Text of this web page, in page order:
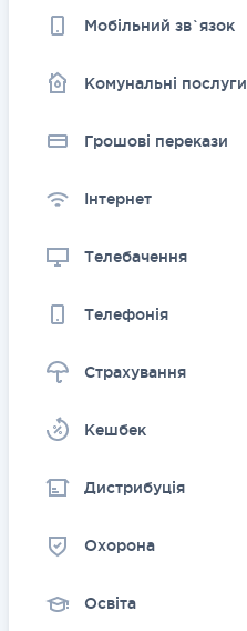
Мобільний зв`язок
Комунальні послуги
Грошовi перекази
Інтернет
Телебачення
Телефонія
Страхування
Kешбек
Дистрибуція
Охорона
Освіта